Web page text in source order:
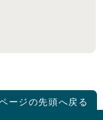
ージの先頭へ戻る